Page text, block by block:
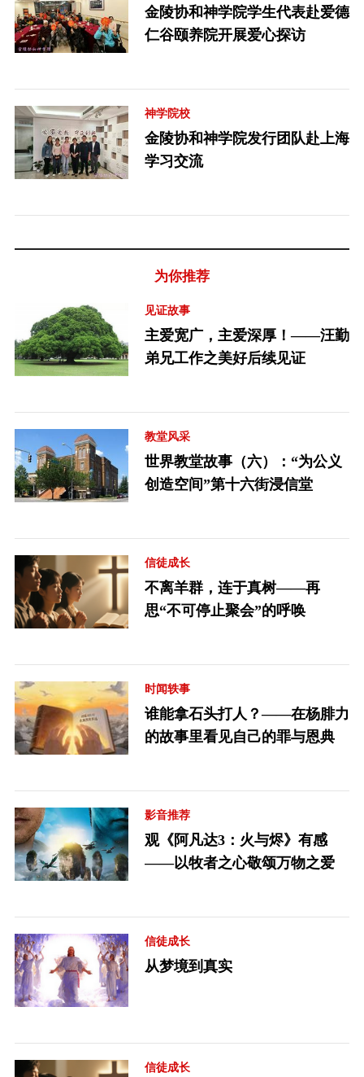
金陵协和神学院学生代表赴爱德
仁谷颐养院开展爱心探访
神学院校
金陵协和神学院发行团队赴上海
学习交流
为你推荐
见证故事
主爱宽广，主爱深厚！——汪勤
弟兄工作之美好后续见证
教堂风采
世界教堂故事（六）：“为公义
创造空间”第十六街浸信堂
信徒成长
不离羊群，连于真树——再
思“不可停止聚会”的呼唤
时闻轶事
谁能拿石头打人？——在杨腓力
的故事里看见自己的罪与恩典
影音推荐
观《阿凡达3：火与烬》有感
——以牧者之心敬颂万物之爱
信徒成长
从梦境到真实
信徒成长